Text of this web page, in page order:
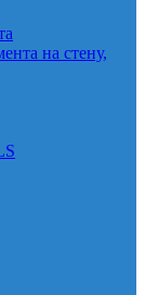
на стену,